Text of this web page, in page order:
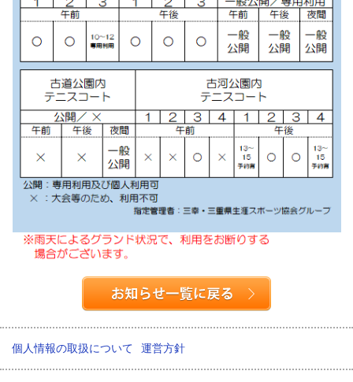
個人情報の取扱について 運営方針